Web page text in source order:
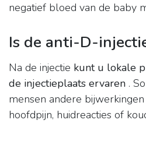
negatief bloed van de baby
Is de anti-D-
Na de injectie kunt u lokale
de injectieplaats ervaren .
mensen andere
hoofdpijn, huidreacties of